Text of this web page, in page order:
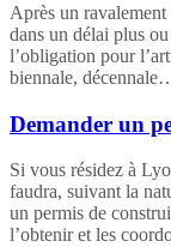
Après un
dans un délai plus
l’obligation pour
biennale,
Demander un
Si vous résidez à
faudra, suivant la
un permis de
l’obtenir et les